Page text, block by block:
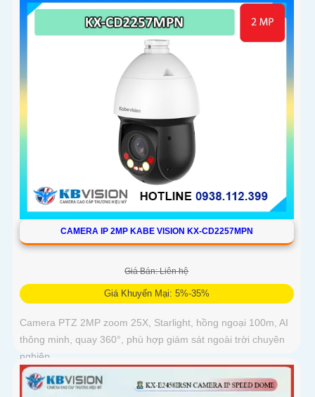
CAMERA IP 2MP KABE VISION KX-CD2257MPN
Giá Bán: Liên hệ
Giá Khuyến Mại: 5%-35%
Camera PTZ 2MP zoom 25X, Starlight, hồng ngoại 100m, AI
thông minh, quay 360°, phù hợp giám sát ngoài trời chuyên
nghiệp